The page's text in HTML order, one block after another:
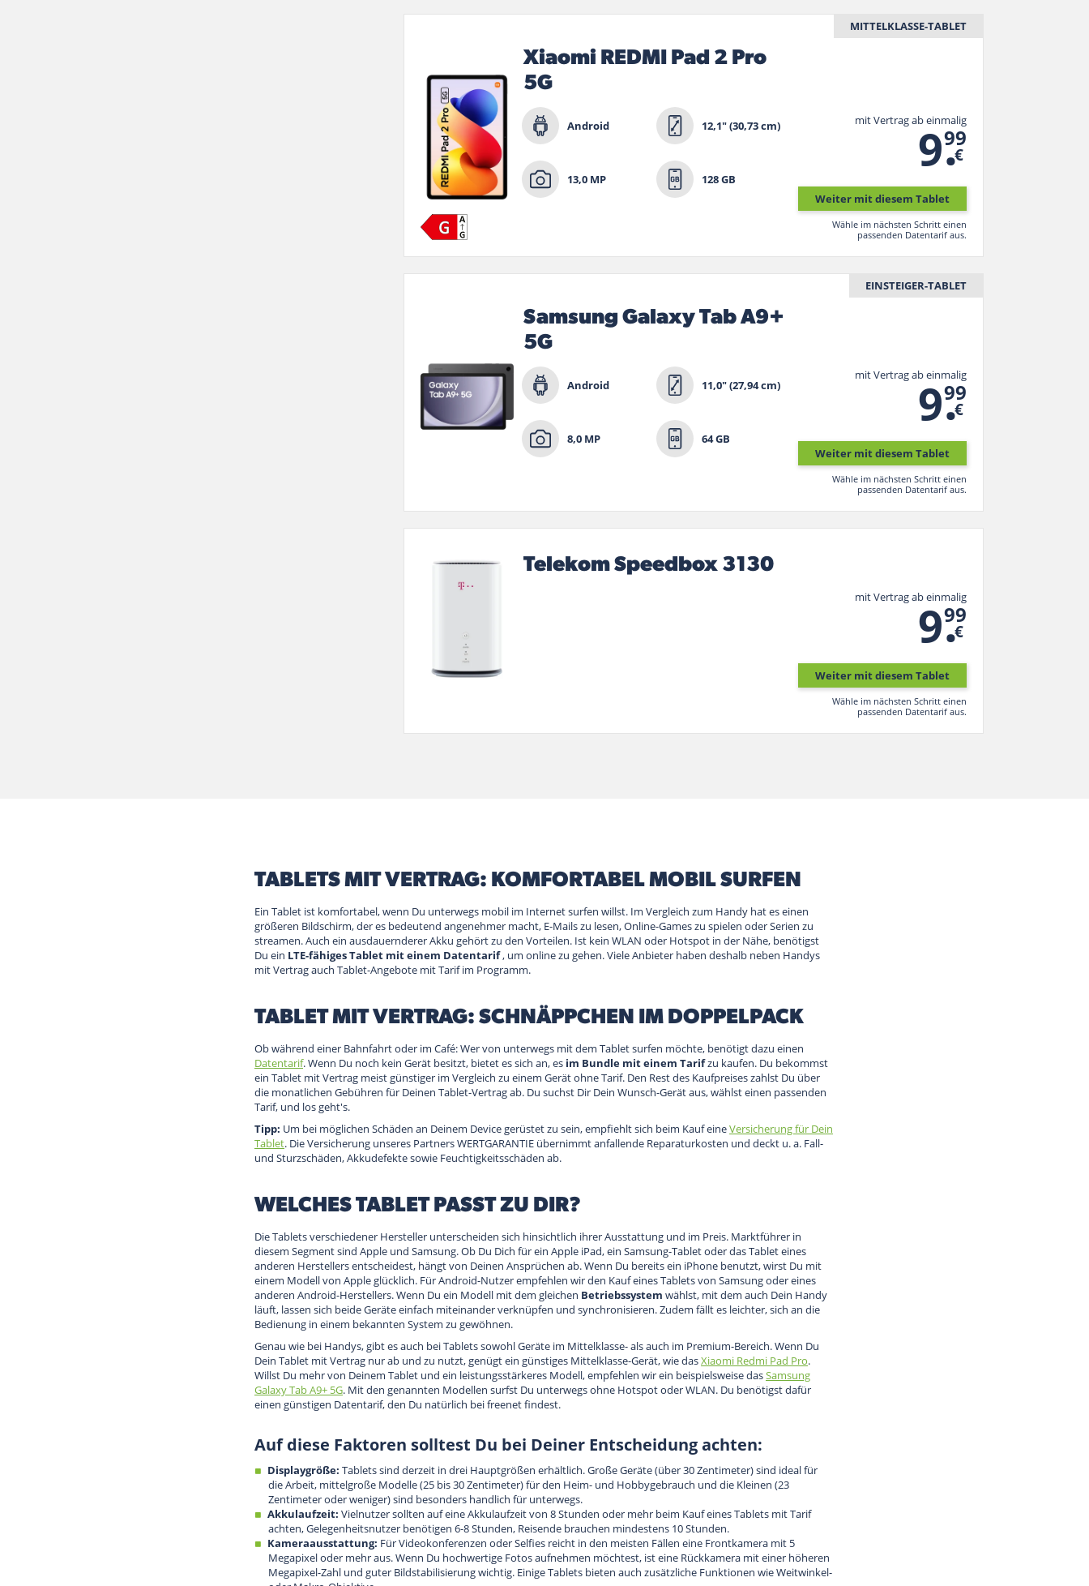
MITTELKLASSE-TABLET
Xiaomi REDMI Pad 2 Pro
5G
Android 12,1" (30,73 cm)
13,0 MP 128 GB
mit Vertrag ab einmalig
9.
99
€
Weiter mit diesem Tablet
Wähle im nächsten Schritt einen
passenden Datentarif aus.
EINSTEIGER-TABLET
Samsung Galaxy Tab A9+
5G
Android 11,0" (27,94 cm)
8,0 MP 64 GB
mit Vertrag ab einmalig
9.
99
€
Weiter mit diesem Tablet
Wähle im nächsten Schritt einen
passenden Datentarif aus.
Telekom Speedbox 3130
mit Vertrag ab einmalig
9.
99
€
Weiter mit diesem Tablet
Wähle im nächsten Schritt einen
passenden Datentarif aus.
TABLETS MIT VERTRAG: KOMFORTABEL MOBIL SURFEN
Ein Tablet ist komfortabel, wenn Du unterwegs mobil im Internet surfen willst. Im Vergleich zum Handy hat es einen
größeren Bildschirm, der es bedeutend angenehmer macht, E-Mails zu lesen, Online-Games zu spielen oder Serien zu
streamen. Auch ein ausdauernderer Akku gehört zu den Vorteilen. Ist kein WLAN oder Hotspot in der Nähe, benötigst
Du ein LTE-fähiges Tablet mit einem Datentarif, um online zu gehen. Viele Anbieter haben deshalb neben Handys
mit Vertrag auch Tablet-Angebote mit Tarif im Programm.
TABLET MIT VERTRAG: SCHNÄPPCHEN IM DOPPELPACK
Ob während einer Bahnfahrt oder im Café: Wer von unterwegs mit dem Tablet surfen möchte, benötigt dazu einen
Datentarif. Wenn Du noch kein Gerät besitzt, bietet es sich an, es im Bundle mit einem Tarifzu kaufen. Du bekommst
ein Tablet mit Vertrag meist günstiger im Vergleich zu einem Gerät ohne Tarif. Den Rest des Kaufpreises zahlst Du über
die monatlichen Gebühren für Deinen Tablet-Vertrag ab. Du suchst Dir Dein Wunsch-Gerät aus, wählst einen passenden
Tarif, und los geht's.
Tipp: Um bei möglichen Schäden an Deinem Device gerüstet zu sein, empfiehlt sich beim Kauf eineVersicherung für Dein
Tablet. Die Versicherung unseres Partners WERTGARANTIE übernimmt anfallende Reparaturkosten und deckt u. a. Fall-
und Sturzschäden, Akkudefekte sowie Feuchtigkeitsschäden ab.
WELCHES TABLET PASST ZU DIR?
Die Tablets verschiedener Hersteller unterscheiden sich hinsichtlich ihrer Ausstattung und im Preis. Marktführer in
diesem Segment sind Apple und Samsung. Ob Du Dich für ein Apple iPad, ein Samsung-Tablet oder das Tablet eines
anderen Herstellers entscheidest, hängt von Deinen Ansprüchen ab. Wenn Du bereits ein iPhone benutzt, wirst Du mit
einem Modell von Apple glücklich. Für Android-Nutzer empfehlen wir den Kauf eines Tablets von Samsung oder eines
anderen Android-Herstellers. Wenn Du ein Modell mit dem gleichen Betriebssystem wählst, mit dem auch Dein Handy
läuft, lassen sich beide Geräte einfach miteinander verknüpfen und synchronisieren. Zudem fällt es leichter, sich an die
Bedienung in einem bekannten System zu gewöhnen.
Genau wie bei Handys, gibt es auch bei Tablets sowohl Geräte im Mittelklasse- als auch im Premium-Bereich. Wenn Du
Dein Tablet mit Vertrag nur ab und zu nutzt, genügt ein günstiges Mittelklasse-Gerät, wie dasXiaomi Redmi Pad Pro.
Willst Du mehr von Deinem Tablet und ein leistungsstärkeres Modell, empfehlen wir ein beispielsweise dasSamsung
Galaxy Tab A9+ 5G. Mit den genannten Modellen surfst Du unterwegs ohne Hotspot oder WLAN. Du benötigst dafür
einen günstigen Datentarif, den Du natürlich bei freenet findest.
Auf diese Faktoren solltest Du bei Deiner Entscheidung achten:
Displaygröße:Tablets sind derzeit in drei Hauptgrößen erhältlich. Große Geräte (über 30 Zentimeter) sind ideal für
die Arbeit, mittelgroße Modelle (25 bis 30 Zentimeter) für den Heim- und Hobbygebrauch und die Kleinen (23
Zentimeter oder weniger) sind besonders handlich für unterwegs.
Akkulaufzeit:Vielnutzer sollten auf eine Akkulaufzeit von 8 Stunden oder mehr beim Kauf eines Tablets mit Tarif
achten, Gelegenheitsnutzer benötigen 6-8 Stunden, Reisende brauchen mindestens 10 Stunden.
Kameraausstattung: Für Videokonferenzen oder Selfies reicht in den meisten Fällen eine Frontkamera mit 5
Megapixel oder mehr aus. Wenn Du hochwertige Fotos aufnehmen möchtest, ist eine Rückkamera mit einer höheren
Megapixel-Zahl und guter Bildstabilisierung wichtig. Einige Tablets bieten auch zusätzliche Funktionen wie Weitwinkel-